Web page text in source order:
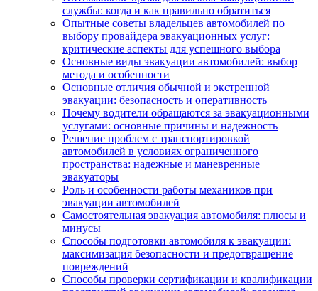
службы: когда и как правильно обратиться
Опытные советы владельцев автомобилей по
выбору провайдера эвакуационных услуг:
критические аспекты для успешного выбора
Основные виды эвакуации автомобилей: выбор
метода и особенности
Основные отличия обычной и экстренной
эвакуации: безопасность и оперативность
Почему водители обращаются за эвакуационными
услугами: основные причины и надежность
Решение проблем с транспортировкой
автомобилей в условиях ограниченного
пространства: надежные и маневренные
эвакуаторы
Роль и особенности работы механиков при
эвакуации автомобилей
Самостоятельная эвакуация автомобиля: плюсы и
минусы
Способы подготовки автомобиля к эвакуации:
максимизация безопасности и предотвращение
повреждений
Способы проверки сертификации и квалификации